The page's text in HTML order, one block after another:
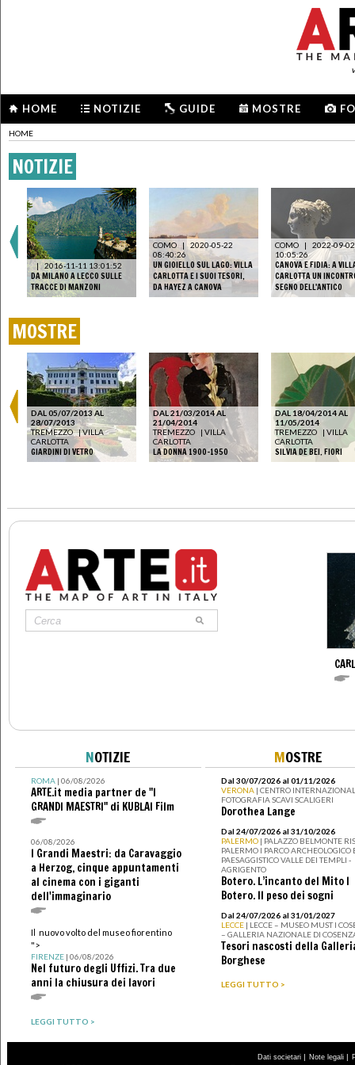
HOME NOTIZIE GUIDE MOSTRE
HOME
NOTIZIE
| 2016-11-11 13:01:52
DA MILANO A LECCO SULLE
TRACCE DI MANZONI
COMO |
2020-05-22
08:40:26
UN GIOIELLO SUL LAGO: VILLA
CARLOTTA E I SUOI TESORI,
DA HAYEZ A CANOVA
COMO |
2022-09-02
10:05:26
CANOVA E FIDIA: A
CARLOTTA UN
SEGNO DELL'ANTICO
MOSTRE
DAL 05/07/2013 AL
28/07/2013
TREMEZZO |VILLA
CARLOTTA
GIARDINI DI VETRO
DAL 21/03/2014 AL
21/04/2014
TREMEZZO
| VILLA
CARLOTTA
LA DONNA 1900-1950
DAL 18/04/2014 AL
11/05/2014
TREMEZZO
| VILLA
CARLOTTA
SILVIA DE BEI. FIORI
NOTIZIE
ROMA| 06/08/2026
ARTE.it media partner de "I
GRANDI MAESTRI" di KUBLAI Film
06/08/2026
I Grandi Maestri: da Caravaggio
a Herzog, cinque appuntamenti
al cinema con i giganti
dell'immaginario
Il nuovo volto del museo fiorentino
">
FIRENZE| 06/08/2026
Nel futuro degli Uffizi. Tra due
anni la chiusura dei lavori
LEGGI TUTTO >
MOSTRE
Dal 30/07/2026 al 01/11/2026
VERONA | CENTRO
FOTOGRAFIA SCAVI SCALIGERI
Dorothea Lange
Dal 24/07/2026 al 31/10/2026
PALERMO | PALAZZO BELMONTE
PALERMO I PARCO ARCHEOLOGICO
PAESAGGISTICO VALLE DEI TEMPLI -
AGRIGENTO
Botero. L’incanto del Mito I
Botero. Il peso dei sogni
Dal 24/07/2026 al 31/01/2027
LECCE | LECCE – MUSEO MUST I
– GALLERIA NAZIONALE DI
Tesori nascosti della
Borghese
LEGGI TUTTO >
Dati societari | Note legali |